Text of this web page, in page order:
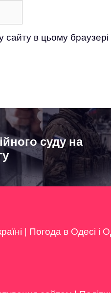
в цьому
суду на
| Погода в Одесі і